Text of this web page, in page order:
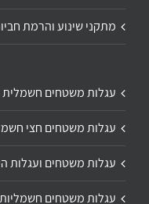
מתקני שינוע והרמת
עגלות משטחים חשמלית
עגלות משטחים חצי
עגלות משטחים ועגלות
עגלות משטחים